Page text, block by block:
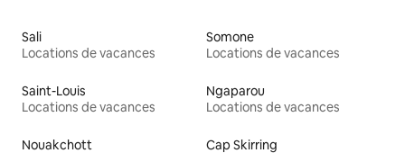
Sali
Locations de vacances
Somone
Locations de vacances
Saint-Louis
Locations de vacances
Ngaparou
Locations de vacances
Nouakchott
Cap Skirring